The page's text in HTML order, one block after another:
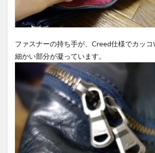
ファスナーの持ち手が、Creed仕様でカッコ
細かい部分が凝っています。